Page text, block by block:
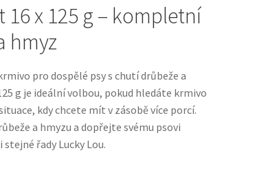
x 125 g – kompletní
hmyz
pro dospělé psy s chutí drůbeže a
g je ideální volbou, pokud hledáte krmivo
kdy chcete mít v zásobě více porcí.
a hmyzu a dopřejte svému psovi
řady Lucky Lou.